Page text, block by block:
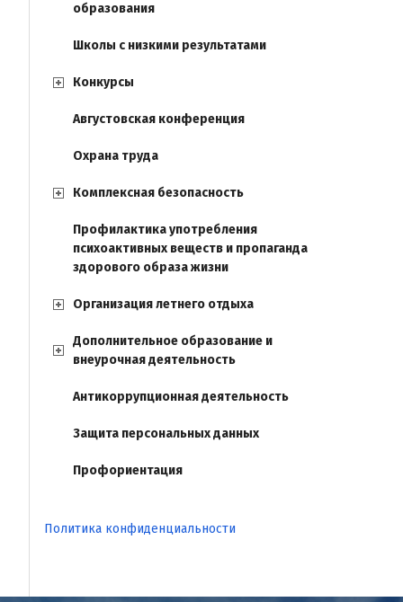
образования
Школы с низкими результатами
Конкурсы
Августовская конференция
Охрана труда
Комплексная безопасность
Профилактика употребления
психоактивных веществ и пропаганда
здорового образа жизни
Организация летнего отдыха
Дополнительное образование и
внеурочная деятельность
Антикоррупционная деятельность
Защита персональных данных
Профориентация
Политика конфиденциальности